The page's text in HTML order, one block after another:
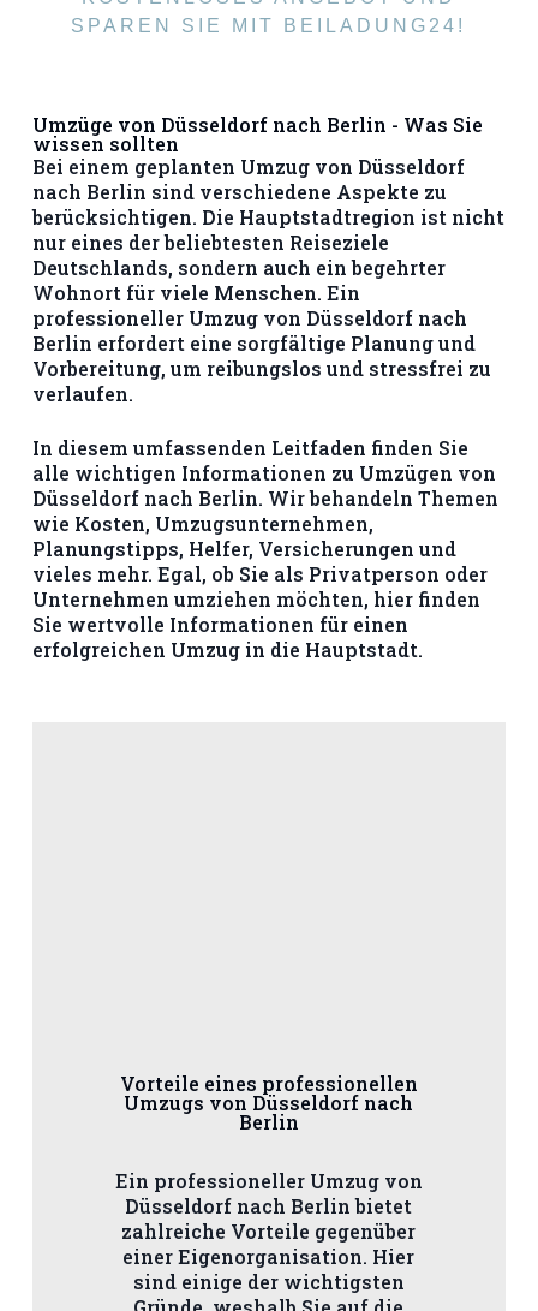
SPAREN SIE MIT BEILADUNG24!
Umzüge von Düsseldorf nach Berlin - Was Sie
wissen sollten
Bei einem geplanten Umzug von Düsseldorf
nach Berlin sind verschiedene Aspekte zu
berücksichtigen. Die Hauptstadtregion ist nicht
nur eines der beliebtesten Reiseziele
Deutschlands, sondern auch ein begehrter
Wohnort für viele Menschen. Ein
professioneller Umzug von Düsseldorf nach
Berlin erfordert eine sorgfältige Planung und
Vorbereitung, um reibungslos und stressfrei zu
verlaufen.
In diesem umfassenden Leitfaden finden Sie
alle wichtigen Informationen zu Umzügen von
Düsseldorf nach Berlin. Wir behandeln Themen
wie Kosten, Umzugsunternehmen,
Planungstipps, Helfer, Versicherungen und
vieles mehr. Egal, ob Sie als Privatperson oder
Unternehmen umziehen möchten, hier finden
Sie wertvolle Informationen für einen
erfolgreichen Umzug in die Hauptstadt.
Vorteile eines professionellen
Umzugs von Düsseldorf nach
Berlin
Ein professioneller Umzug von
Düsseldorf nach Berlin bietet
zahlreiche Vorteile gegenüber
einer Eigenorganisation. Hier
sind einige der wichtigsten